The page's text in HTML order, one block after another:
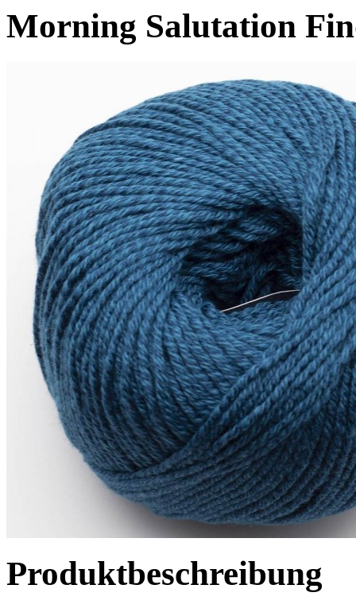
Morning Salutation
Produktbeschreibung